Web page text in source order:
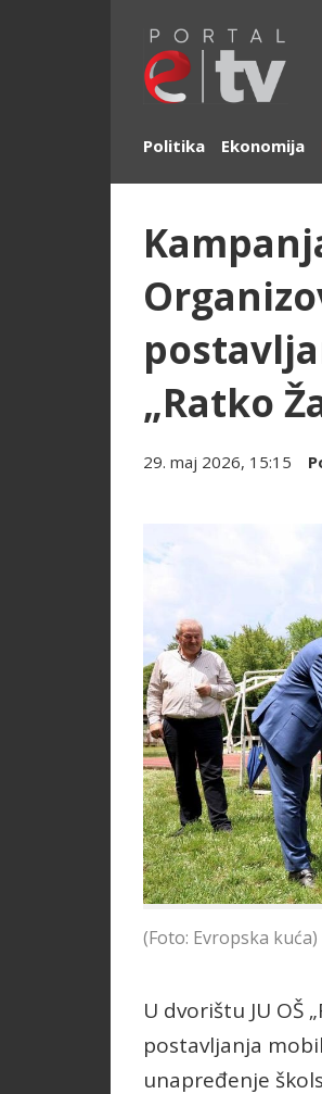
Politika Ekonomija
„Ratko
29. maj 2026, 15:15
(Foto: Evropska kuća)
U dvorištu JU OŠ
postavljanja
unapređenje